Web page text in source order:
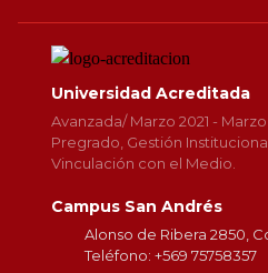
Universidad Acreditada
Avanzada/ Marzo 2021 -
Pregrado, Gestión
Vinculación con el Medio.
Campus San Andrés
Alonso de Ribera 2850,
Teléfono: +569 75758357